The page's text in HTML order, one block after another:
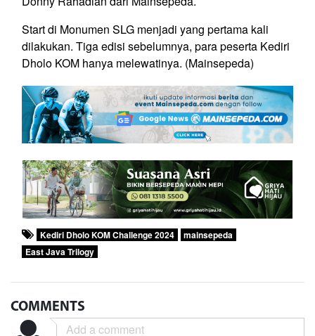
Start di Monumen SLG menjadi yang pertama kali
dilakukan. Tiga edisi sebelumnya, para peserta Kediri
Dholo KOM hanya melewatinya. (Mainsepeda)
Kediri Dholo KOM Challenge 2024
mainsepeda
East Java Trilogy
COMMENTS